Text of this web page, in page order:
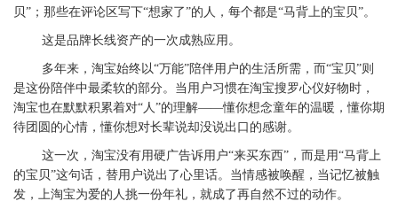
贝”；那些在评论区写下“想家了”的人，每个都是“马背上的宝贝”。
这是品牌长线资产的一次成熟应用。
多年来，淘宝始终以“万能”陪伴用户的生活所需，而“宝贝”则
是这份陪伴中最柔软的部分。当用户习惯在淘宝搜罗心仪好物时，
淘宝也在默默积累着对“人”的理解——懂你想念童年的温暖，懂你期
待团圆的心情，懂你想对长辈说却没说出口的感谢。
这一次，淘宝没有用硬广告诉用户“来买东西”，而是用“马背上
的宝贝”这句话，替用户说出了心里话。当情感被唤醒，当记忆被触
发，上淘宝为爱的人挑一份年礼，就成了再自然不过的动作。